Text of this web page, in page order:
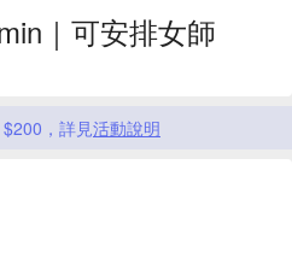
｜可安排女師
，詳見活動說明